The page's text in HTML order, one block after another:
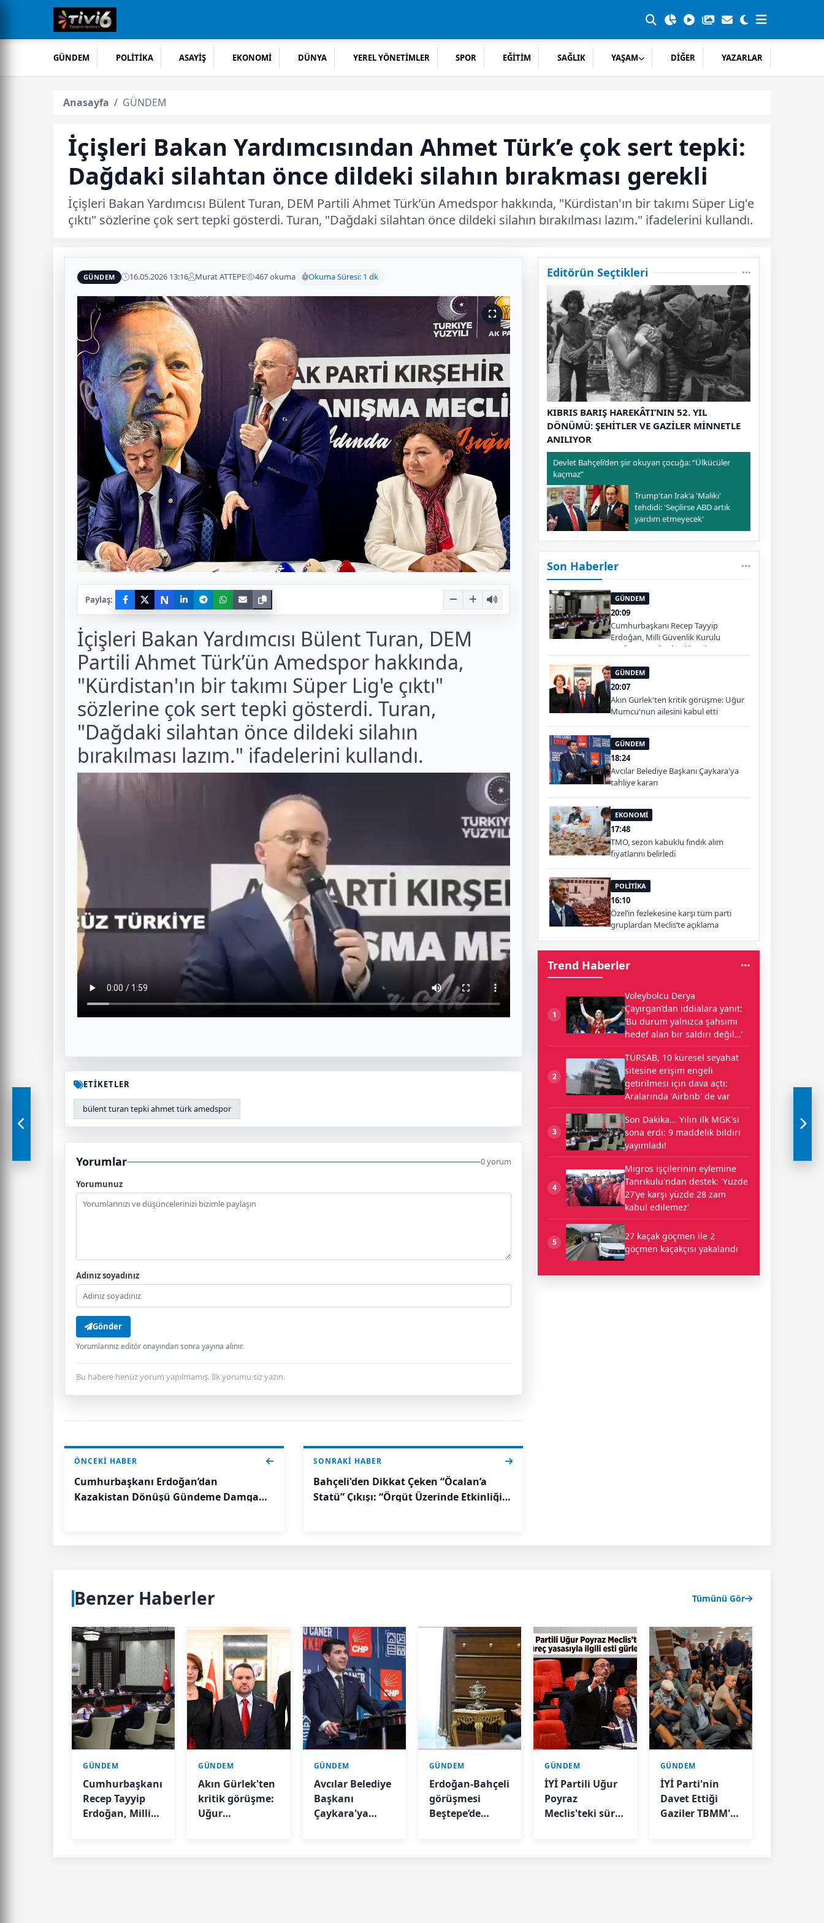
GÜNDEM POLİTİKA ASAYİŞ EKONOMİ DÜNYA YEREL YÖNETİMLER SPOR EĞİTİM SAĞLIK YAŞAM DİĞER YAZARLAR
Anasayfa GÜNDEM
İçişleri Bakan Yardımcısından Ahmet Türk’e çok sert tepki:
Dağdaki silahtan önce dildeki silahın bırakması gerekli
İçişleri Bakan Yardımcısı Bülent Turan, DEM Partili Ahmet Türk’ün Amedspor hakkında, "Kürdistan'ın bir takımı Süper Lig'e
çıktı" sözlerine çok sert tepki gösterdi. Turan, "Dağdaki silahtan önce dildeki silahın bırakılması lazım." ifadelerini kullandı.
GÜNDEM 16.05.2026 13:16 Murat ATTEPE 467 okuma Okuma Süresi: 1 dk
Paylaş: N
İçişleri Bakan Yardımcısı Bülent Turan, DEM
Partili Ahmet Türk’ün Amedspor hakkında,
"Kürdistan'ın bir takımı Süper Lig'e çıktı"
sözlerine çok sert tepki gösterdi. Turan,
"Dağdaki silahtan önce dildeki silahın
bırakılması lazım." ifadelerini kullandı.
ETİKETLER
bülent turan tepki ahmet türk amedspor
Yorumlar 0 yorum
Yorumunuz
Adınız soyadınız
Gönder
Yorumlarınız editör onayından sonra yayına alınır.
Bu habere henüz yorum yapılmamış. İlk yorumu siz yazın.
ÖNCEKI HABER
Cumhurbaşkanı Erdoğan’dan
Kazakistan Dönüşü Gündeme Damga
SONRAKI HABER
Bahçeli'den Dikkat Çeken “Öcalan’a
Statü” Çıkışı: “Örgüt Üzerinde Etkinliğini
Editörün Seçtikleri
KIBRIS BARIŞ HAREKÂTI’NIN 52. YIL
DÖNÜMÜ: ŞEHİTLER VE GAZİLER MİNNETLE
ANILIYOR
Devlet Bahçeli’den şiir okuyan çocuğa: “Ülkücüler
kaçmaz”
Trump'tan Irak'a 'Maliki'
tehdidi: 'Seçilirse ABD artık
yardım etmeyecek'
Son Haberler
GÜNDEM
20:09
Cumhurbaşkanı Recep Tayyip
Erdoğan, Milli Güvenlik Kurulu
Toplantısı'na başkanlık etti.
GÜNDEM
20:07
Akın Gürlek'ten kritik görüşme: Uğur
Mumcu'nun ailesini kabul etti
GÜNDEM
18:24
Avcılar Belediye Başkanı Çaykara'ya
tahliye kararı
EKONOMİ
17:48
TMO, sezon kabuklu fındık alım
fiyatlarını belirledi
POLİTİKA
16:10
Özel’in fezlekesine karşı tüm parti
gruplardan Meclis’te açıklama
Trend Haberler
1
Voleybolcu Derya
Çayırgan’dan iddialara yanıt:
‘Bu durum yalnızca şahsımı
hedef alan bir saldırı değil…’
2
TÜRSAB, 10 küresel seyahat
sitesine erişim engeli
getirilmesi için dava açtı:
Aralarında 'Airbnb' de var
3
Son Dakika... Yılın ilk MGK'si
sona erdi: 9 maddelik bildiri
yayımladı!
4
Migros işçilerinin eylemine
Tanrıkulu'ndan destek: 'Yüzde
27’ye karşı yüzde 28 zam
kabul edilemez'
5
27 kaçak göçmen ile 2
göçmen kaçakçısı yakalandı
Benzer Haberler Tümünü Gör
GÜNDEM
Cumhurbaşkanı
Recep Tayyip
Erdoğan, Milli
GÜNDEM
Akın Gürlek'ten
kritik görüşme:
Uğur
GÜNDEM
Avcılar Belediye
Başkanı
Çaykara'ya
GÜNDEM
Erdoğan-Bahçeli
görüşmesi
Beştepe’de
GÜNDEM
İYİ Partili Uğur
Poyraz
Meclis'teki süreç
GÜNDEM
İYİ Parti'nin
Davet Ettiği
Gaziler TBMM'ye